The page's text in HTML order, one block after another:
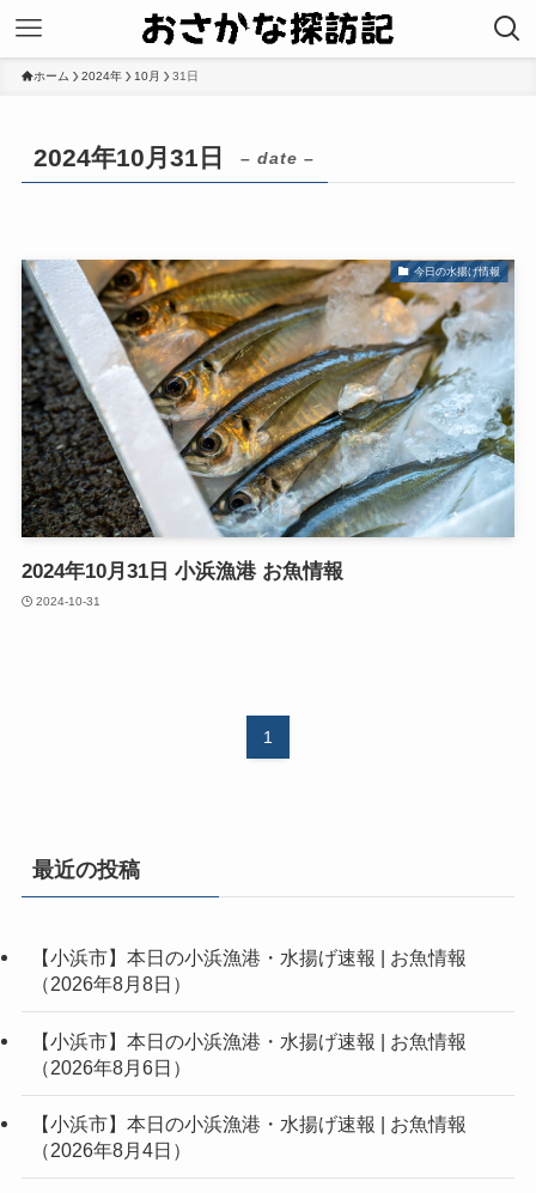
ホーム 2024年 10月 31日
2024年10月31日 – date –
今日の水揚げ情報
2024年10月31日 小浜漁港 お魚情報
2024-10-31
1
最近の投稿
【小浜市】本日の小浜漁港・水揚げ速報 | お魚情報
（2026年8月8日）
【小浜市】本日の小浜漁港・水揚げ速報 | お魚情報
（2026年8月6日）
【小浜市】本日の小浜漁港・水揚げ速報 | お魚情報
（2026年8月4日）